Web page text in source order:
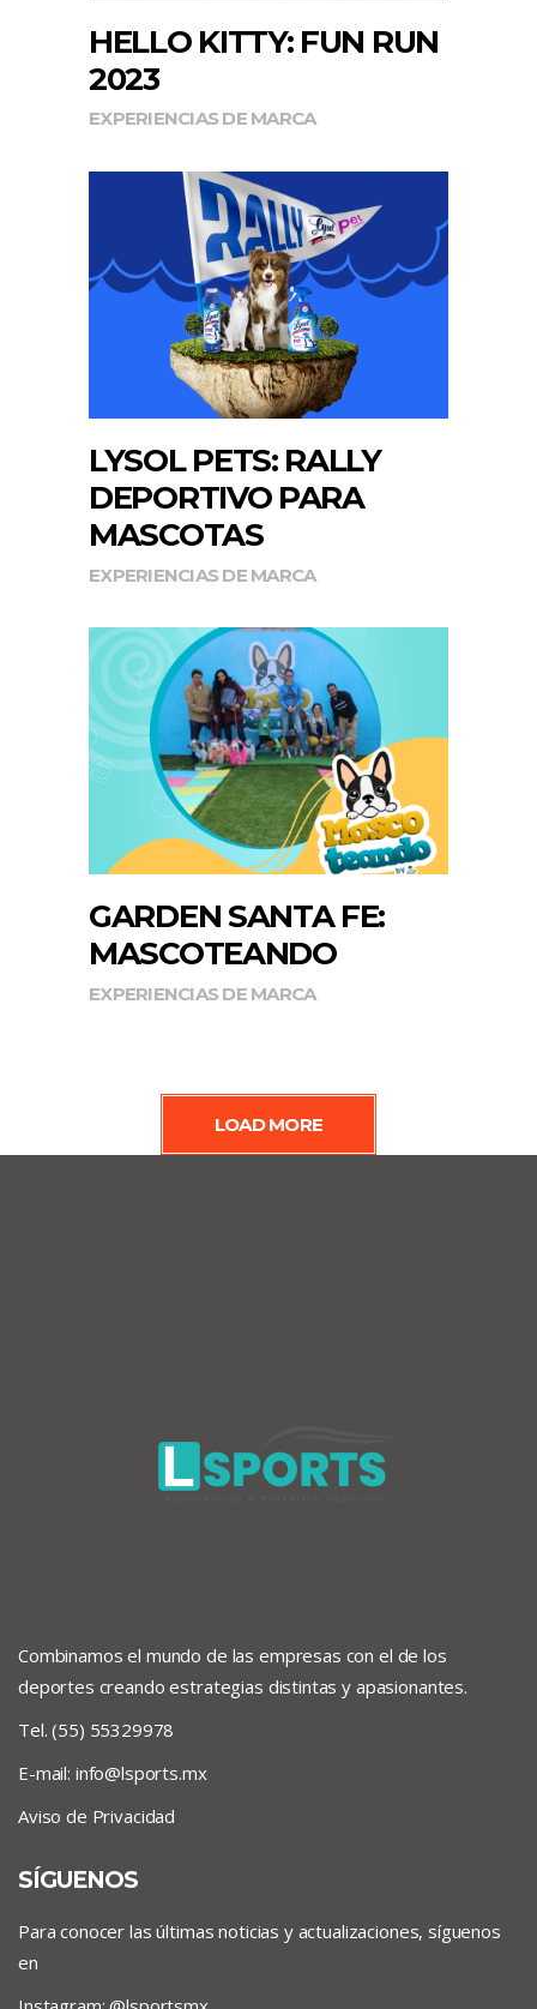
HELLO KITTY: FUN RUN
2023
EXPERIENCIAS DE MARCA
LYSOL PETS: RALLY
DEPORTIVO PARA
MASCOTAS
EXPERIENCIAS DE MARCA
GARDEN SANTA FE:
MASCOTEANDO
EXPERIENCIAS DE MARCA
LOAD MORE
Combinamos el mundo de las empresas con el de los
deportes creando estrategias distintas y apasionantes.
Tel. (55) 55329978
E-mail: info@lsports.mx
Aviso de Privacidad
SÍGUENOS
Para conocer las últimas noticias y actualizaciones, síguenos
en